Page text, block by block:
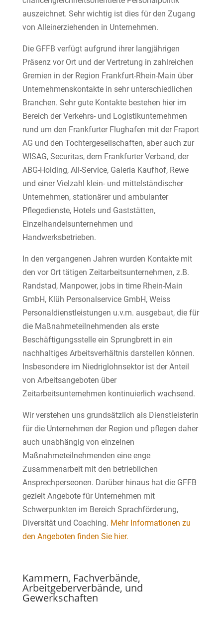
auszeichnet. Sehr wichtig ist dies für den Zugang
von Alleinerziehenden in Unternehmen.
Die GFFB verfügt aufgrund ihrer langjährigen
Präsenz vor Ort und der Vertretung in zahlreichen
Gremien in der Region Frankfurt-Rhein-Main über
Unternehmenskontakte in sehr unterschiedlichen
Branchen. Sehr gute Kontakte bestehen hier im
Bereich der Verkehrs- und Logistikunternehmen
rund um den Frankfurter Flughafen mit der Fraport
AG und den Tochtergesellschaften, aber auch zur
WISAG, Securitas, dem Frankfurter Verband, der
ABG-Holding, All-Service, Galeria Kaufhof, Rewe
und einer Vielzahl klein- und mittelständischer
Unternehmen, stationärer und ambulanter
Pflegedienste, Hotels und Gaststätten,
Einzelhandelsunternehmen und
Handwerksbetrieben.
In den vergangenen Jahren wurden Kontakte mit
den vor Ort tätigen Zeitarbeitsunternehmen, z.B.
Randstad, Manpower, jobs in time Rhein-Main
GmbH, Klüh Personalservice GmbH, Weiss
Personaldienstleistungen u.v.m. ausgebaut, die für
die Maßnahmeteilnehmenden als erste
Beschäftigungsstelle ein Sprungbrett in ein
nachhaltiges Arbeitsverhältnis darstellen können.
Insbesondere im Niedriglohnsektor ist der Anteil
von Arbeitsangeboten über
Zeitarbeitsunternehmen kontinuierlich wachsend.
Wir verstehen uns grundsätzlich als Dienstleisterin
für die Unternehmen der Region und pflegen daher
auch unabhängig von einzelnen
Maßnahmeteilnehmenden eine enge
Zusammenarbeit mit den betrieblichen
Ansprechperseonen. Darüber hinaus hat die GFFB
gezielt Angebote für Unternehmen mit
Schwerpunkten im Bereich Sprachförderung,
Diversität und Coaching. Mehr Informationen zu
den Angeboten finden Sie hier.
Kammern, Fachverbände,
Arbeitgeberverbände, und
Gewerkschaften